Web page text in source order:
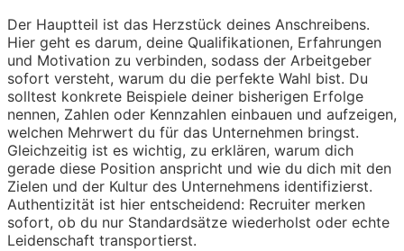
Der Hauptteil ist das Herzstück deines Anschreibens.
Hier geht es darum, deine Qualifikationen, Erfahrungen
und Motivation zu verbinden, sodass der Arbeitgeber
sofort versteht, warum du die perfekte Wahl bist. Du
solltest konkrete Beispiele deiner bisherigen Erfolge
nennen, Zahlen oder Kennzahlen einbauen und aufzeigen,
welchen Mehrwert du für das Unternehmen bringst.
Gleichzeitig ist es wichtig, zu erklären, warum dich
gerade diese Position anspricht und wie du dich mit den
Zielen und der Kultur des Unternehmens identifizierst.
Authentizität ist hier entscheidend: Recruiter merken
sofort, ob du nur Standardsätze wiederholst oder echte
Leidenschaft transportierst.